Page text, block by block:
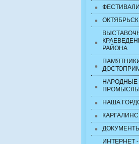
РАЙОНА
ПРОМЫСЛЫ
НАША
ДОКУМЕНТЫ
ИНТЕРНЕТ